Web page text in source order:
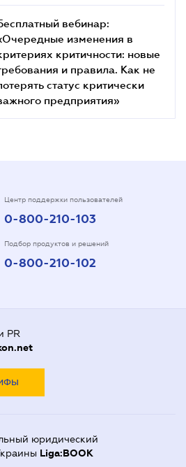
вебинар:
изменения в
критичности: новые
и правила. Как не
статус критически
предприятия»
Центр поддержки пользователей
0-800-210-103
Подбор продуктов и решений
0-800-210-102
PR
юридический
Liga:BOOK